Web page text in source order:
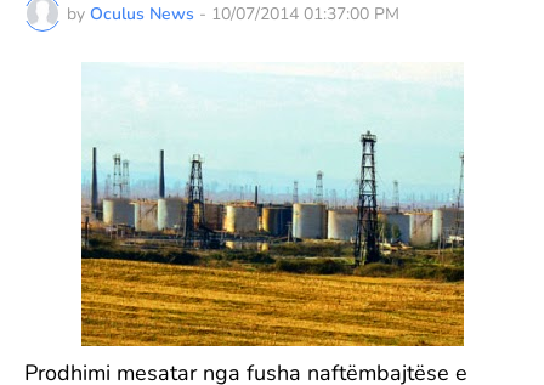
by Oculus News - 10/07/2014 01:37:00 PM
Prodhimi mesatar nga fusha naftëmbajtëse e